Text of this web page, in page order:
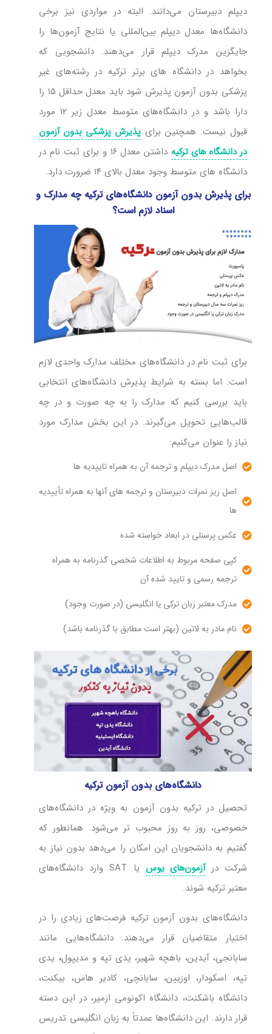
دیپلم دبیرستان می‌‌دانند. البته در مواردی نیز برخی
دانشگاه‌‌ها معدل دیپلم بین‌المللی یا نتایج آزمون‌ها را
جایگزین مدرک دیپلم قرار می‌دهند. دانشجویی که
بخواهد در دانشگاه‌ های برتر ترکیه در رشته‌های غیر
پزشکی بدون آزمون پذیرش شود باید معدل حداقل ۱۵ را
دارا باشد و در دانشگاه‌های متوسط معدل زیر ۱۲ مورد
قبول نیست. همچنین برای پذیرش پزشکی بدون آزمون
در دانشگاه های ترکیه
داشتن معدل ۱۶ و برای ثبت نام در
دانشگاه‌ های متوسط وجود معدل بالای ۱۴ ضرورت دارد.
برای پذیرش بدون آزمون دانشگاه‌‌های ترکیه چه مدارک و
اسناد لازم است؟
برای ثبت‌ نام در دانشگاه‌‌های مختلف مدارک واحدی لازم
است. اما بسته به شرایط پذیرش دانشگاه‌های انتخابی
باید بررسی کنیم که مدارک را به چه صورت و در چه
قالب‌‌هایی تحویل می‌گیرند. در این بخش مدارک مورد
نیاز را عنوان می‌کنیم:
اصل مدرک دیپلم و ترجمه آن به همراه تاییدیه ها
اصل ریز نمرات دبیرستان و ترجمه های آنها به همراه تأییدیه
ها
عکس پرسنلی در ابعاد خواسته شده
کپی صفحه مربوط به اطلاعات شخصی گذرنامه به همراه
ترجمه رسمی و تایید شده آن
مدرک معتبر زبان ترکی یا انگلیسی (در صورت وجود)
نام مادر به لاتین (بهتر است مطابق با گذرنامه باشد)
دانشگاه‌های بدون آزمون ترکیه
تحصیل در ترکیه بدون آزمون به ‌ویژه در دانشگاه‌های
خصوصی، روز به روز محبوب‌ تر می‌شود. همانطور که
گفتیم به دانشجویان این امکان را می‌دهد بدون نیاز به
شرکت درآزمون‌های یوس
یا SAT وارد دانشگاه‌های
معتبر ترکیه شوند.
دانشگاه‌های بدون آزمون ترکیه فرصت‌های زیادی را در
اختیار متقاضیان قرار می‌دهند. دانشگاه‌هایی مانند
سابانجی، آیدین، باهچه شهیر، یدی تپه و مدیپول، یدی
تپه، اسکودار، اوزیین، سابانچی، کادیر هاس، بیکنت،
دانشگاه باشکنت، دانشگاه اکونومی ازمیر، در این دسته
قرار دارند. این دانشگاه‌ها عمدتاً به زبان انگلیسی تدریس